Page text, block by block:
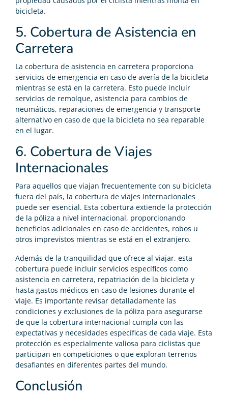
bicicleta.
5. Cobertura de Asistencia en
Carretera
La cobertura de asistencia en carretera proporciona
servicios de emergencia en caso de avería de la bicicleta
mientras se está en la carretera. Esto puede incluir
servicios de remolque, asistencia para cambios de
neumáticos, reparaciones de emergencia y transporte
alternativo en caso de que la bicicleta no sea reparable
en el lugar.
6. Cobertura de Viajes
Internacionales
Para aquellos que viajan frecuentemente con su bicicleta
fuera del país, la cobertura de viajes internacionales
puede ser esencial. Esta cobertura extiende la protección
de la póliza a nivel internacional, proporcionando
beneficios adicionales en caso de accidentes, robos u
otros imprevistos mientras se está en el extranjero.
Además de la tranquilidad que ofrece al viajar, esta
cobertura puede incluir servicios específicos como
asistencia en carretera, repatriación de la bicicleta y
hasta gastos médicos en caso de lesiones durante el
viaje. Es importante revisar detalladamente las
condiciones y exclusiones de la póliza para asegurarse
de que la cobertura internacional cumpla con las
expectativas y necesidades específicas de cada viaje. Esta
protección es especialmente valiosa para ciclistas que
participan en competiciones o que exploran terrenos
desafiantes en diferentes partes del mundo.
Conclusión